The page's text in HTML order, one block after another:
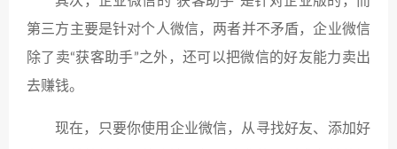
第三方主要是针对个人微信，两者并不矛盾，企业微信
除了卖“获客助手”之外，还可以把微信的好友能力卖出
去赚钱。
现在，只要你使用企业微信，从寻找好友、添加好